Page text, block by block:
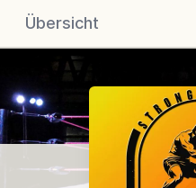
Übersicht